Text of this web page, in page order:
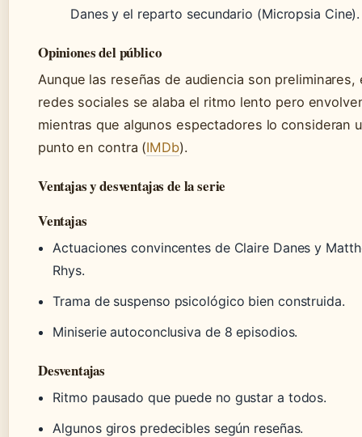
Danes y el reparto secundario (Micropsia Cine).
Opiniones del público
Aunque las reseñas de audiencia son preliminares,
redes sociales se alaba el ritmo lento pero
mientras que algunos espectadores lo consideran
punto en contra (IMDb).
Ventajas y desventajas de la serie
Ventajas
Actuaciones convincentes de Claire Danes y
Rhys.
Trama de suspenso psicológico bien construida.
Miniserie autoconclusiva de 8 episodios.
Desventajas
Ritmo pausado que puede no gustar a todos.
Algunos giros predecibles según reseñas.